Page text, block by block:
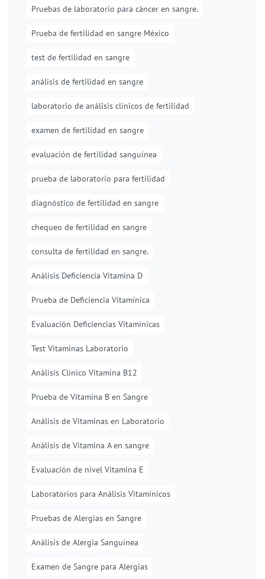
Pruebas de laboratorio para cáncer en sangre.
Prueba de fertilidad en sangre México
test de fertilidad en sangre
análisis de fertilidad en sangre
laboratorio de análisis clínicos de fertilidad
examen de fertilidad en sangre
evaluación de fertilidad sanguínea
prueba de laboratorio para fertilidad
diagnóstico de fertilidad en sangre
chequeo de fertilidad en sangre
consulta de fertilidad en sangre.
Análisis Deficiencia Vitamina D
Prueba de Deficiencia Vitamínica
Evaluación Deficiencias Vitamínicas
Test Vitaminas Laboratorio
Análisis Clínico Vitamina B12
Prueba de Vitamina B en Sangre
Análisis de Vitaminas en Laboratorio
Análisis de Vitamina A en sangre
Evaluación de nivel Vitamina E
Laboratorios para Análisis Vitamínicos
Pruebas de Alergias en Sangre
Análisis de Alergia Sanguínea
Examen de Sangre para Alergias